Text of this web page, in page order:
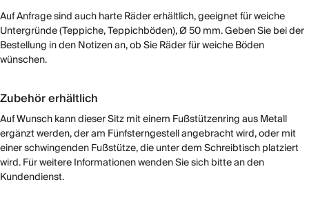
Auf Anfrage sind auch harte Räder erhältlich, geeignet für weiche
Untergründe (Teppiche, Teppichböden), Ø 50 mm. Geben Sie bei der
Bestellung in den Notizen an, ob Sie Räder für weiche Böden
wünschen.
Zubehör erhältlich
Auf Wunsch kann dieser Sitz mit einem Fußstützenring aus Metall
ergänzt werden, der am Fünfsterngestell angebracht wird, oder mit
einer schwingenden Fußstütze, die unter dem Schreibtisch platziert
wird. Für weitere Informationen wenden Sie sich bitte an den
Kundendienst.